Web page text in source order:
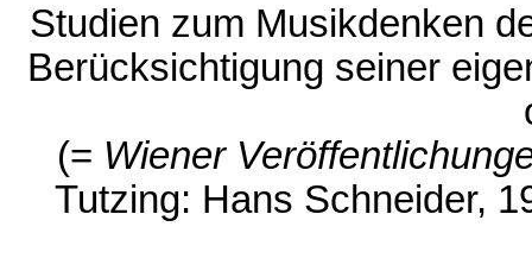
Studien zum Musikdenken
Berücksichtigung seiner
(= Wiener
Tutzing: Hans Schneider,